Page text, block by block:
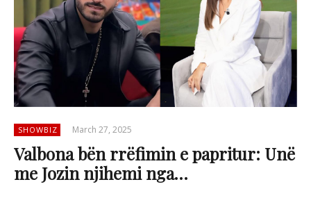
SHOWBIZ March 27, 2025
Valbona bën rrëfimin e papritur: Unë
me Jozin njihemi nga…